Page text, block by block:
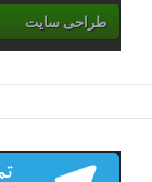
طراحی سایت